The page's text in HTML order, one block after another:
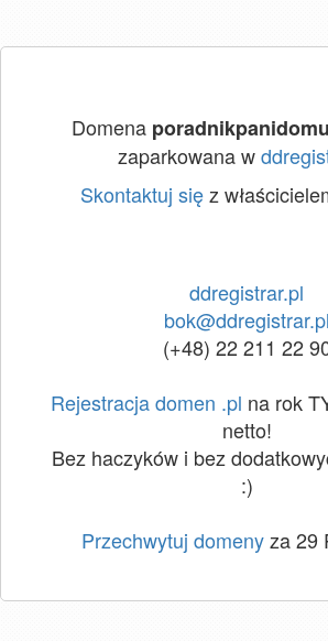
Domena
zaparkowana w
Skontaktuj sięz
ddregistrar.pl
bok@ddregistrar.pl
(+48) 22 211 22
Rejestracja domen .pl na rok
netto!
Bez haczyków i bez
:)
Przechwytuj domenyza 29